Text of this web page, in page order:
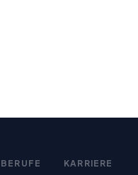
BERUFE KARRIERE